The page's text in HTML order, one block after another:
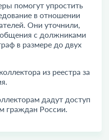
помогут упростить
в отношении
Они уточнили,
с должниками
в размере до двух
из реестра за
дадут доступ
граждан России.